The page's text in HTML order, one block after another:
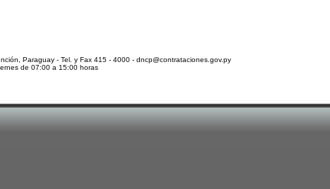
Paraguay - Tel. y Fax 415 - 4000 - dncp@contrataciones.gov.py
de 07:00 a 15:00 horas